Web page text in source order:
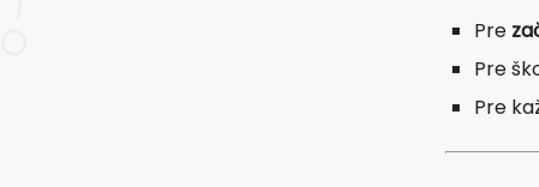
Pre
Pre
Pre